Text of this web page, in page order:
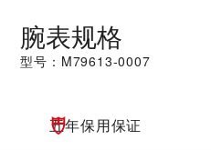
腕表规格
型号：M79613-0007
五年保用保证